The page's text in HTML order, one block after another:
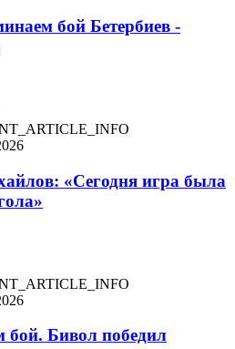
бой Бетербиев -
«Сегодня игра была
бой. Бивол победил